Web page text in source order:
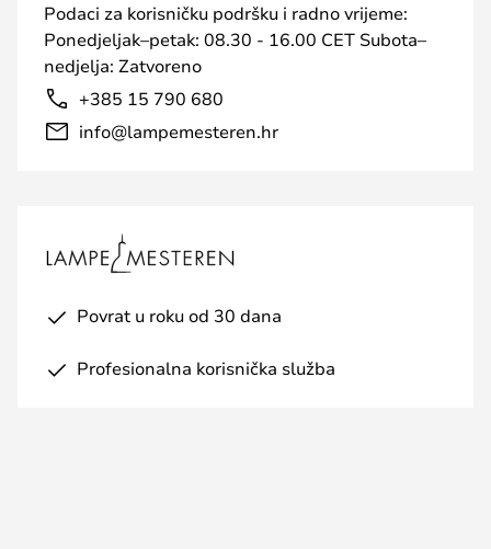
Podaci za korisničku podršku i radno vrijeme:
Ponedjeljak–petak: 08.30 - 16.00 CET Subota–
nedjelja: Zatvoreno
+385 15 790 680
info@lampemesteren.hr
Povrat u roku od 30 dana
Profesionalna korisnička služba